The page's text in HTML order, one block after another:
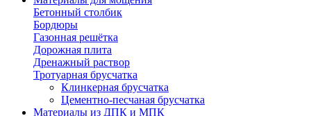
Бетонный столбик
Бордюры
Газонная решётка
Дорожная плита
Дренажный раствор
Тротуарная брусчатка
Клинкерная брусчатка
Цементно-песчаная брусчатка
Материалы из ДПК и МПК